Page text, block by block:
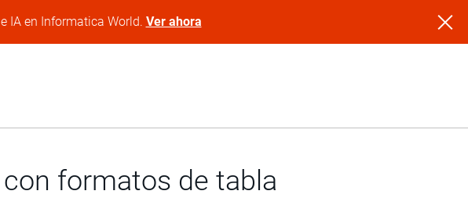
IA en Informatica World. Ver ahora
formatos de tabla